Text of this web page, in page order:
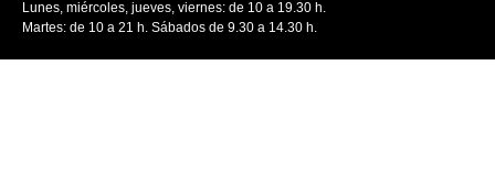
Lunes, miércoles, jueves, viernes: de 10 a 19.30 h.
Martes: de 10 a 21 h. Sábados de 9.30 a 14.30 h.